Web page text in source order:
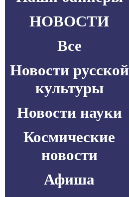
НОВОСТИ
Все
Новости русской
культуры
Новости науки
Космические
новости
Афиша